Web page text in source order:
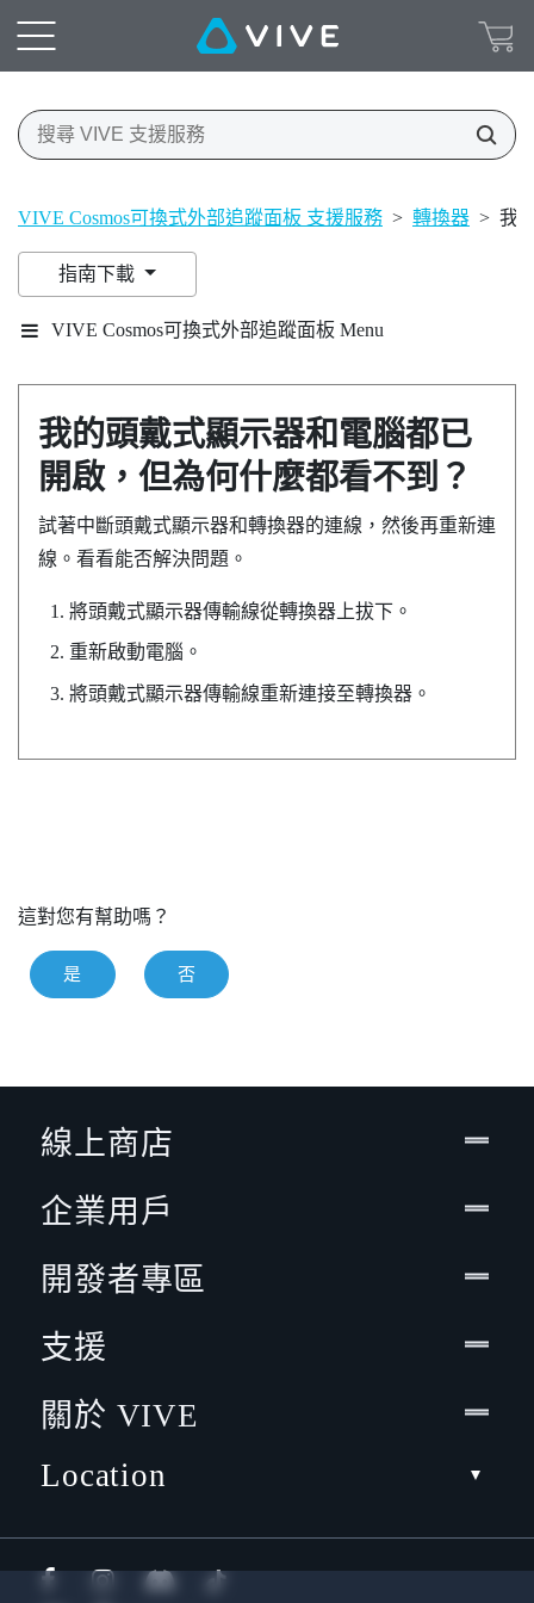
VIVE Cosmos可換式外部追蹤面板 支援服務 > 轉換器 > 我
指南下載
VIVE Cosmos可換式外部追蹤面板 Menu
我的頭戴式顯示器和電腦都已
開啟，但為何什麼都看不到？
試著中斷頭戴式顯示器和轉換器的連線，然後再重新連
線。看看能否解決問題。
將頭戴式顯示器傳輸線從轉換器上拔下。
重新啟動電腦。
將頭戴式顯示器傳輸線重新連接至轉換器。
這對您有幫助嗎？
是 否
線上商店
企業用戶
開發者專區
支援
關於 VIVE
Location